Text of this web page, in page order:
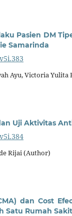
Pasien DM
Samarinda
Ayu, Victoria
Uji Aktivitas
Rijai (Author)
dan Cost
Satu Rumah